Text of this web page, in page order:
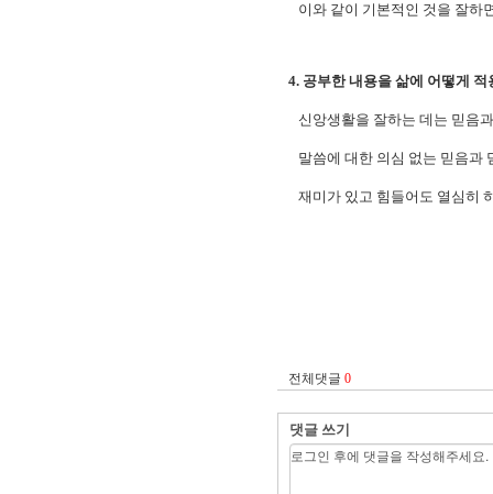
이와 같이 기본적인 것을 잘하
4. 공부한 내용을 삶에 어떻게
신앙생활을 잘하는 데는 믿음
말씀에 대한 의심 없는 믿음과
재미가 있고 힘들어도 열심히
전체댓글 0
댓글 쓰기